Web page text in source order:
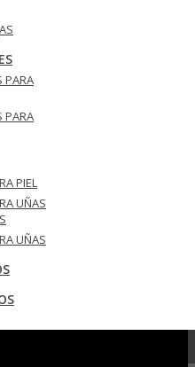
PARA
PARA
PIEL
UÑAS
UÑAS